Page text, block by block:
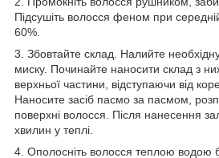
Підсушіть волосся феном при
60%.
3. Збовтайте склад. Налийте необхідну
миску. Починайте наносити склад з
верхньої частини, відступаючи від
Наносите засіб пасмо за пасмом,
поверхні волосся. Після нанесення
хвилин у теплі.
4. Ополосніть волосся теплою водою